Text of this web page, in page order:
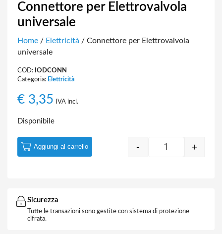
Connettore per Elettrovalvola
universale
Home / Elettricità / Connettore per Elettrovalvola
universale
COD: IODCONN
Categoria: Elettricità
€ 3,35 IVA incl.
Disponibile
Quantity
- +
Aggiungi al carrello
Sicurezza
Tutte le transazioni sono gestite con sistema di protezione
cifrata.